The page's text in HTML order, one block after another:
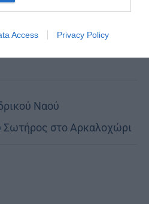
Access Privacy Policy
μέτοχοι του φωτός
Ναού
στο Αρκαλοχώρι